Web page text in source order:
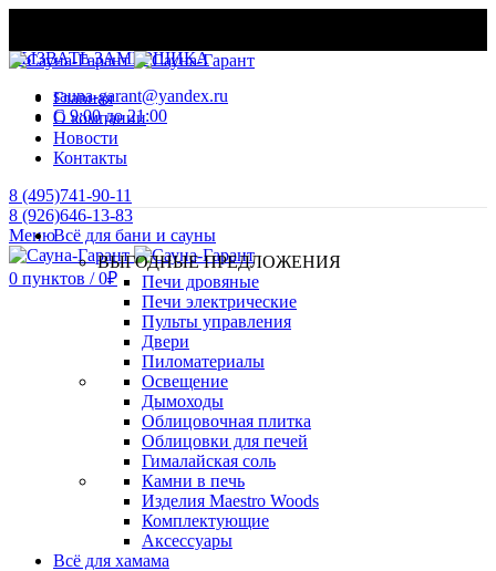
ВЫЗВАТЬ ЗАМЕРЩИКА
sauna-garant@yandex.ru
C 9:00 до 21:00
Главная
О компании
Новости
Контакты
8 (495)741-90-11
8 (926)646-13-83
Меню
0 пунктов / 0₽
Всё для бани и сауны
ВЫГОДНЫЕ ПРЕДЛОЖЕНИЯ
Печи дровяные
Печи электрические
Пульты управления
Двери
Пиломатериалы
Освещение
Дымоходы
Облицовочная плитка
Облицовки для печей
Гималайская соль
Камни в печь
Изделия Maestro Woods
Комплектующие
Аксессуары
Всё для хамама